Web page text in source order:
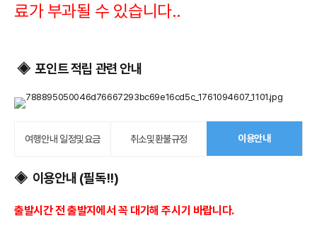
료가 부과될 수 있습니다..
◈포인트 적립 관련 안내
여행안내 일정및요금 취소및환불규정 이용안내
◈이용안내 (필독!!)
출발시간 전 출발지에서 꼭 대기해 주시기 바랍니다.